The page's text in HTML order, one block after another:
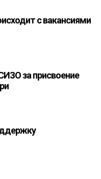
с вакансиями
за присвоение